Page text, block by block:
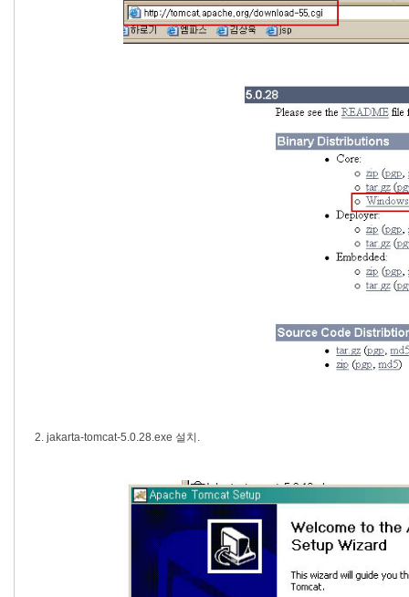
2. jakarta-tomcat-5.0.28.exe 설치.